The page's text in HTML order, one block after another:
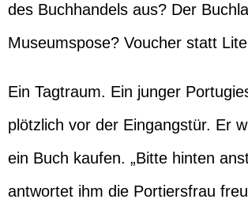
des Buchhandels aus? Der
Museumspose? Voucher statt
Ein Tagtraum. Ein junger
plötzlich vor der Eingangstür. Er
ein Buch kaufen. „Bitte hinten
antwortet ihm die Portiersfrau